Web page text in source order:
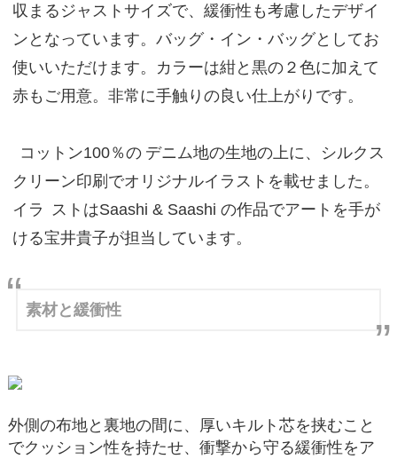
収まるジャストサイズで、緩衝性も考慮したデザイ
ンとなっています。バッグ・イン・バッグとしてお
使いいただけます。カラーは紺と黒の２色に加えて
赤もご用意。非常に手触りの良い仕上がりです。
コットン100％の デニム地の生地の上に、シルクス
クリーン印刷でオリジナルイラストを載せました。
イラ ストはSaashi & Saashi の作品でアートを手が
ける宝井貴子が担当しています。
素材と緩衝性
外側の布地と裏地の間に、厚いキルト芯を挟むこと
でクッション性を持たせ、衝撃から守る緩衝性をア